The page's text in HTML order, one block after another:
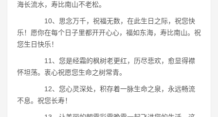
海长流水，寿比南山不老松。
10、思念万千，祝福无数，在此生日之际，祝您快
乐！愿你在每个日子里都开开心心，福如东海，寿比南山。祝
您生日快乐！
11、您是经霜的枫树老更红，历尽悲欢，愈显得襟
怀坦荡。衷心祝愿您生命之树常青。
12、您心灵深处，积存着一脉生命之泉，永远畅流
不息。祝您长寿！